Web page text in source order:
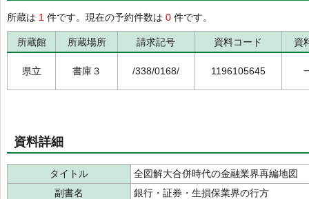
所蔵は 1 件です。現在の予約件数は 0 件です。
所蔵館 所蔵場所 請求記号 資料コード 資
県立 書庫３ /338/0168/ 1196105645
資料詳細
タイトル
全図解大合併時代の金融業界再編地図
副書名
銀行・証券・生損保業界の行方